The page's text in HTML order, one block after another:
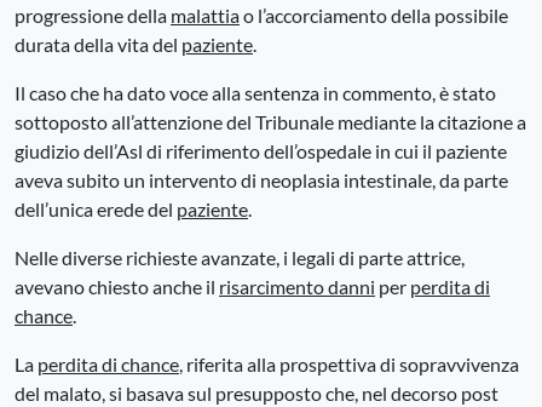
progressione della malattiao l’accorciamento della possibile
durata della vita del paziente.
Il caso che ha dato voce alla sentenza in commento, è stato
sottoposto all’attenzione del Tribunale mediante la citazione a
giudizio dell’Asl di riferimento dell’ospedale in cui il paziente
aveva subito un intervento di neoplasia intestinale, da parte
dell’unica erede del paziente.
Nelle diverse richieste avanzate, i legali di parte attrice,
avevano chiesto anche il risarcimento danni per perdita di
chance.
La perdita di chance, riferita alla prospettiva di sopravvivenza
del malato, si basava sul presupposto che, nel decorso post